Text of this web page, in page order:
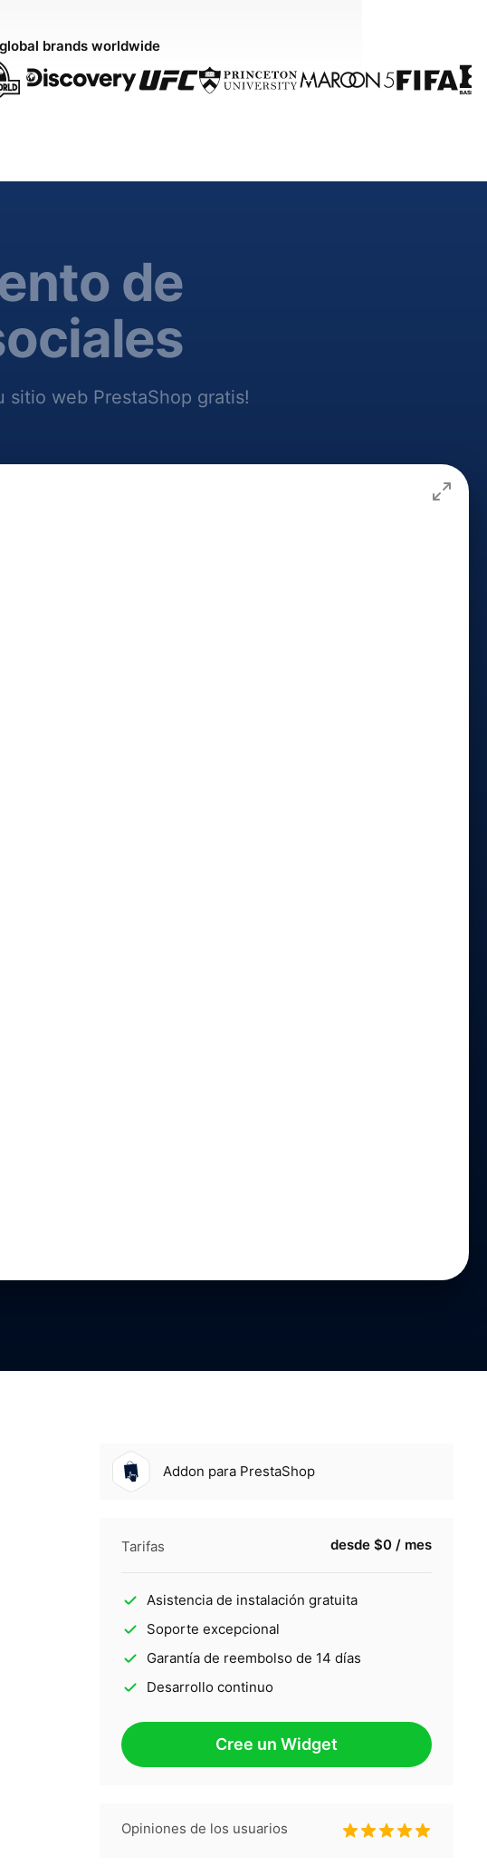
brands worldwide
de
sitio web PrestaShop gratis!
Addon para PrestaShop
Tarifas desde $0 / mes
Asistencia de instalación gratuita
Soporte excepcional
Garantía de reembolso de 14 días
Desarrollo continuo
Cree un Widget
Opiniones de los usuarios